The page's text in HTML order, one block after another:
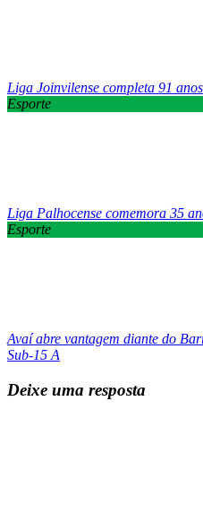
Liga Joinvilense completa 91
Esporte
Liga Palhocense comemora 35
Esporte
Avaí abre vantagem diante do
Sub-15 A
Deixe uma resposta